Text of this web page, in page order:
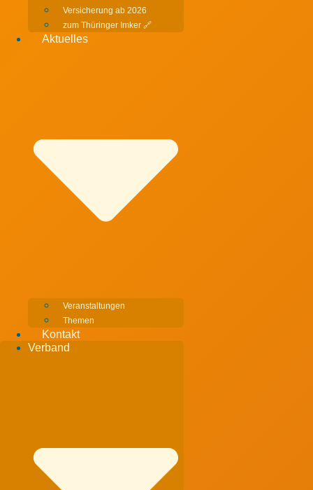
Versicherung ab 2026
zum Thüringer Imker 🔗
Aktuelles
Veranstaltungen
Themen
Kontakt
Verband